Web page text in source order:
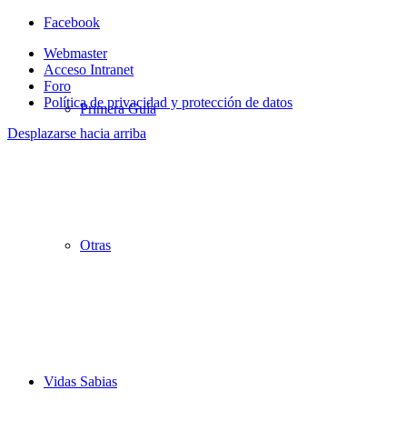
Primera Guía
Otras
Vidas Sabias
Facebook
Webmaster
Acceso Intranet
Foro
Política de privacidad y protección de datos
Desplazarse hacia arriba